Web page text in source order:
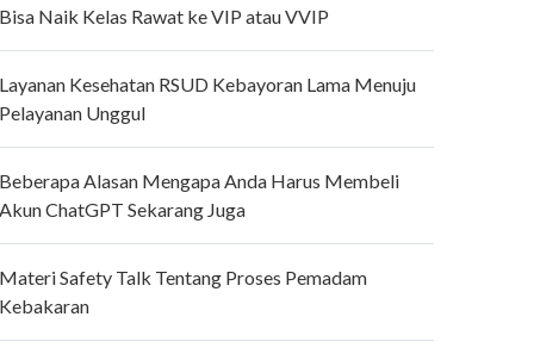
Naik Kelas Rawat ke VIP atau VVIP
Kesehatan RSUD Kebayoran Lama Menuju
Unggul
Alasan Mengapa Anda Harus Membeli
ChatGPT Sekarang Juga
Safety Talk Tentang Proses Pemadam